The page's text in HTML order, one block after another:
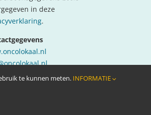
in deze
.
te kunnen meten. INFORMATIE